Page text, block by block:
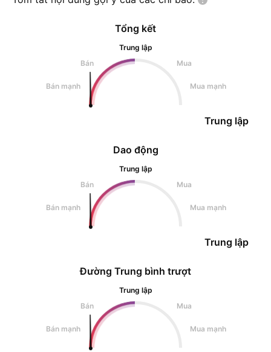
Dao động
Trung lập
Bán
Mua
Bán mạnh Mua mạnh
Trung lập
Tổng kết
Trung lập
Bán
Mua
Bán mạnh Mua mạnh
Trung lập
Đường Trung bình trượt
Trung lập
Bán
Mua
Bán mạnh Mua mạnh